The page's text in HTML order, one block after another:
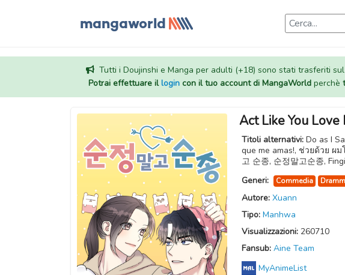
Tutti i Doujinshi e Manga per adulti (+18) sono stati trasferiti
Potrai effettuare illogincon il tuo account di MangaWorldperchè
Act Like You Love
Titoli alternativi: Do as I
que me amas!, ช่วยด้วย ผม
고 순종, 순정말고순종,
Generi:
Commedia
Autore: Xuann
Tipo: Manhwa
Visualizzazioni: 260710
Fansub: Aine Team
MyAnimeList